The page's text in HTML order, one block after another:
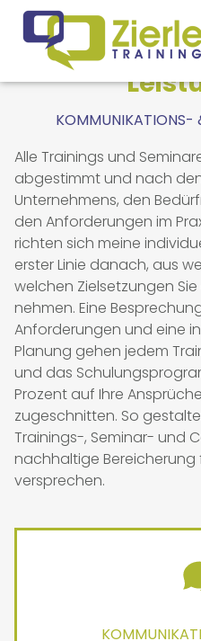
KOMMUNIKATIONS-
Alle Trainings und
abgestimmt und nach
Unternehmens, den
den Anforderungen im
richten sich meine
erster Linie danach, aus
welchen Zielsetzungen
nehmen. Eine
Anforderungen und eine
Planung gehen jedem
und das
Prozent auf Ihre
zugeschnitten. So
Trainings-, Seminar- und
nachhaltige Bereicherung
versprechen.